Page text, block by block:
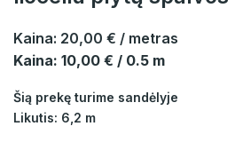
Kaina: 20,00 € / metras
Kaina: 10,00 € / 0.5 m
Šią prekę turime sandėlyje
Likutis: 6,2 m